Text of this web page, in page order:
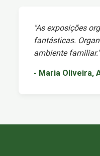
"As exposições
fantásticas.
ambiente familiar."
- Maria Oliveira,